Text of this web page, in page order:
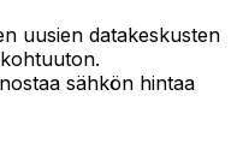
uusien datakeskusten
sähkön hintaa